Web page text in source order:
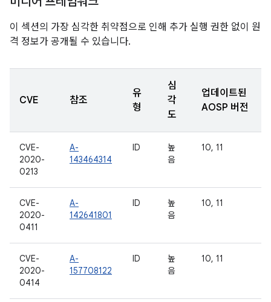
이 섹션의 가장 심각한 취약점으로 인해 추가 실행 권한 없이 원
격 정보가 공개될 수 있습니다.
CVE 참조
유
형
심
각
도
업데이트된
AOSP 버전
CVE-
2020-
0213
A-
143464314
ID
높
음
10, 11
CVE-
2020-
0411
A-
142641801
ID
높
음
10, 11
CVE-
2020-
0414
A-
157708122
ID
높
음
10, 11